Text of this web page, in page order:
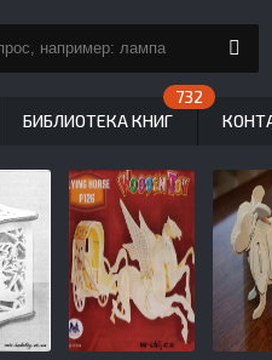
БИБЛИОТЕКА КНИГ